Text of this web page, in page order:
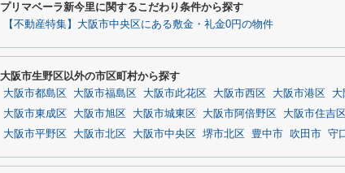
プリマベーラ新今里に関するこだわり条件から探す
【不動産特集】大阪市中央区にある敷金・礼金0円の物件
大阪市生野区以外の市区町村から探す
大阪市都島区 大阪市福島区 大阪市此花区 大阪市西区 大阪市港区 大
大阪市東成区
大阪市旭区 大阪市城東区 大阪市阿倍野区 大阪市住吉区
大阪市平野区
大阪市北区 大阪市中央区 堺市北区 豊中市 吹田市 守